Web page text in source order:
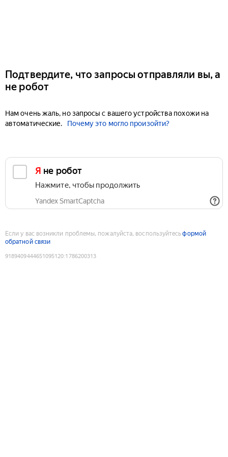
Подтвердите, что запросы отправляли вы, а
не робот
Нам очень жаль, но запросы с вашего устройства похожи на
автоматические.
Почему это могло произойти?
Я не робот
Нажмите, чтобы продолжить
Yandex SmartCaptcha
Если у вас возникли проблемы, пожалуйста, воспользуйтесьформой
обратной связи
9189409444651095120:1786200313